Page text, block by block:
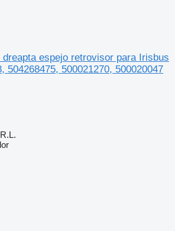
espejo retrovisor para Irisbus
504268475, 500021270, 500020047